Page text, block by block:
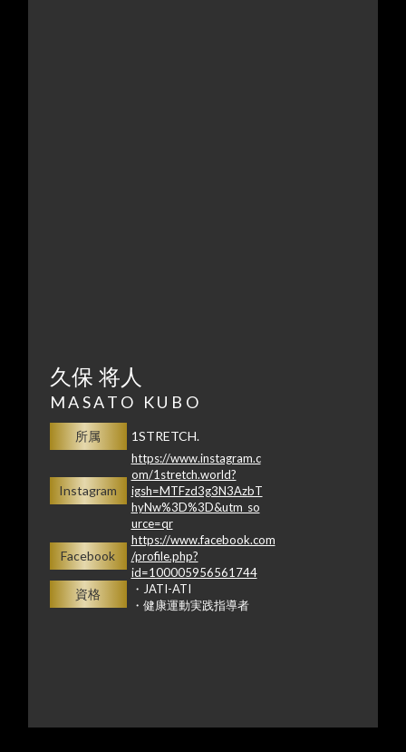
久保 将人
MASATO KUBO
所属 1STRETCH.
Instagram
https://www.instagram.c
om/1stretch.world?
igsh=MTFzd3g3N3AzbT
hyNw%3D%3D&utm_so
urce=qr
Facebook
https://www.facebook.com
/profile.php?
id=100005956561744
資格
・JATI-ATI
・健康運動実践指導者